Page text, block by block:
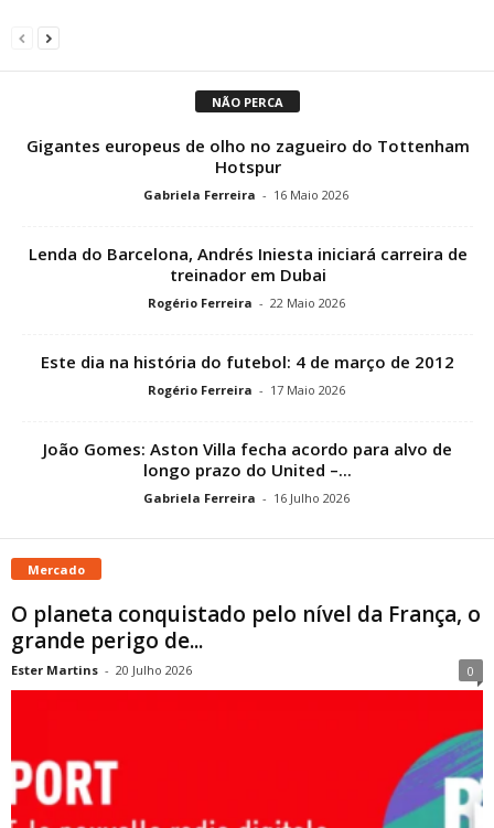
NÃO PERCA
Gigantes europeus de olho no zagueiro do Tottenham
Hotspur
Gabriela Ferreira - 16 Maio 2026
Lenda do Barcelona, ​​Andrés Iniesta iniciará carreira de
treinador em Dubai
Rogério Ferreira - 22 Maio 2026
Este dia na história do futebol: 4 de março de 2012
Rogério Ferreira - 17 Maio 2026
João Gomes: Aston Villa fecha acordo para alvo de
longo prazo do United –...
Gabriela Ferreira - 16 Julho 2026
Mercado
O planeta conquistado pelo nível da França, o
grande perigo de...
Ester Martins - 20 Julho 2026 0